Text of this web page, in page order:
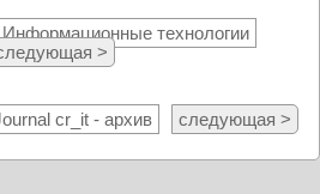
Информационные технологии
>
cr_it - архив следующая >